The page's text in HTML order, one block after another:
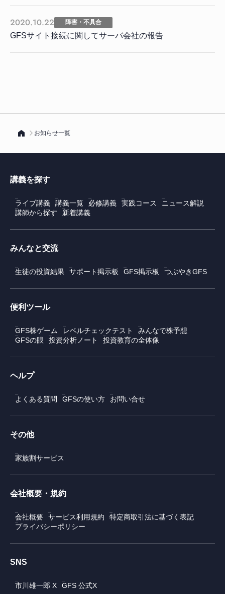
2020.10.22 障害・不具合
GFSサイト接続に関してサーバ会社の報告
お知らせ一覧
講義を探す
ライブ講義 講義一覧 必修講義 実践コース
ニュース解説
講師から探す
新着講義
みんなと交流
生徒の投資結果 サポート掲示板 GFS掲示板 つぶやきGFS
便利ツール
GFS株ゲーム レベルチェックテスト
みんなで株予想
GFSの眼
投資分析ノート 投資教育の全体像
ヘルプ
よくある質問 GFSの使い方 お問い合せ
その他
家族割サービス
会社概要・規約
会社概要 サービス利用規約
特定商取引法に基づく表記
プライバシーポリシー
SNS
市川雄一郎 X GFS 公式X